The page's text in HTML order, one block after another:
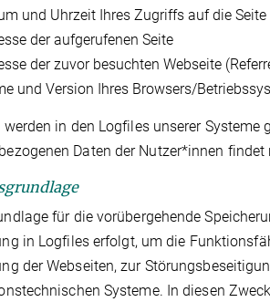
und Uhrzeit Ihres Zugriffs auf die Seite
der aufgerufenen Seite
der zuvor besuchten Webseite
und Version Ihres Browsers/
werden in den Logfiles unserer
Daten der Nutzer*innen
für die vorübergehende
in Logfiles erfolgt, um die
der Webseiten, zur
Systeme. In diesen